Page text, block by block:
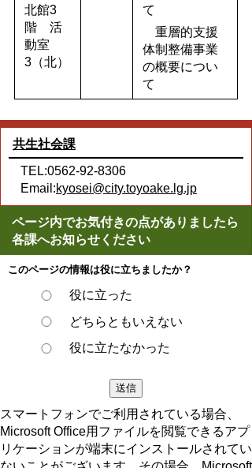
北館3
階 活
動室
3（北）
て
重層的支援
体制整備事業
の概要につい
て
共生社会課
TEL:0562-92-8306
Email:kyosei@city.toyoake.lg.jp
ページ内でお気付きの点がありましたら
各課へお知らせください
このページの情報は役に立ちましたか？
役に立った
どちらともいえない
役に立たなかった
スマートフォンでご利用されている場合、
Microsoft Office用ファイルを閲覧できるアプ
リケーションが端末にインストールされてい